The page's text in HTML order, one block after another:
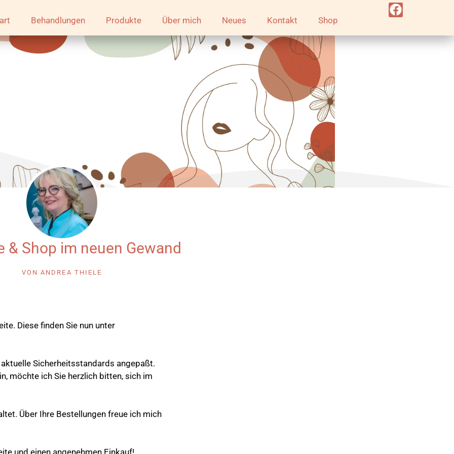
Behandlungen Produkte Über mich Neues Kontakt Shop
& Shop im neuen Gewand
VON ANDREA THIELE
Diese finden Sie nun unter
Sicherheitsstandards angepaßt.
möchte ich Sie herzlich bitten, sich im
Über Ihre Bestellungen freue ich mich
und einen angenehmen Einkauf!